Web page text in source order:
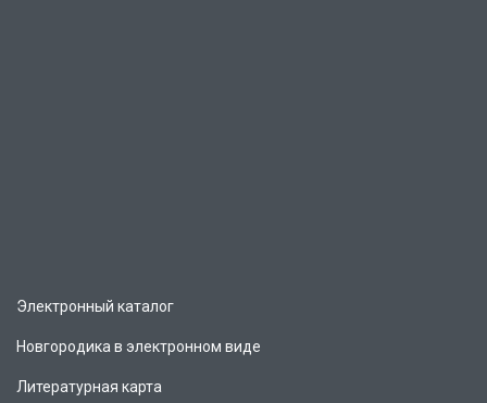
Электронный каталог
Новгородика в электронном виде
Литературная карта